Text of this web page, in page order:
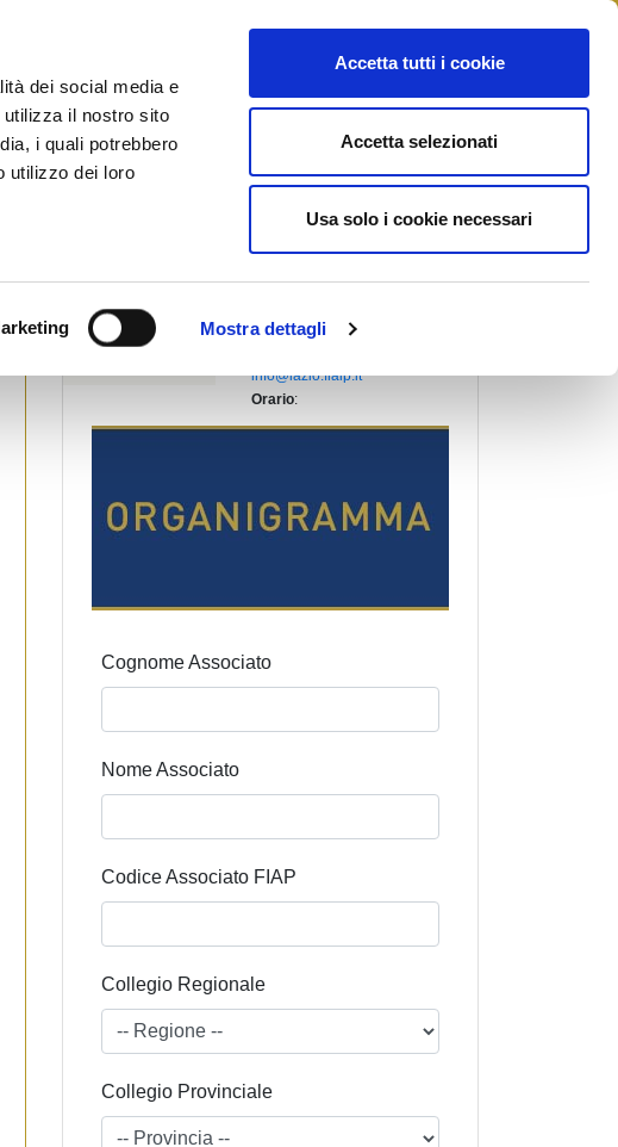
dei social media e
il nostro sito
i quali potrebbero
utilizzo dei loro
Mostra dettagli
Accetta tutti i cookie
Accetta selezionati
Usa solo i cookie necessari
FIORENTINI MARCO
:
VIALE VITTORIO EMANUELE
III,6/8
(Viterbo)
Fax:
info@lazio.fiaip.it
Orario:
Cognome Associato
Nome Associato
Codice Associato FIAP
Collegio Regionale
Collegio Provinciale